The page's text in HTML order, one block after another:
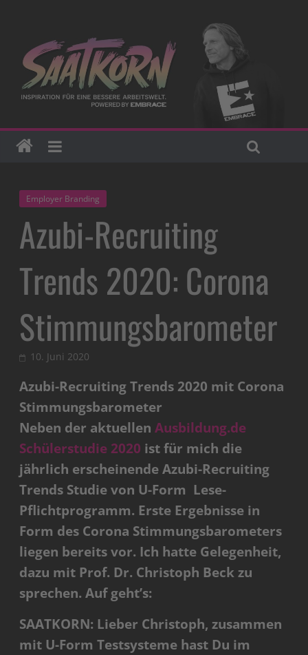
Employer Branding
Azubi-Recruiting
Trends 2020: Corona
Stimmungsbarometer
10. Juni 2020
Azubi-Recruiting Trends 2020 mit Corona
Stimmungsbarometer
Neben der aktuellenAusbildung.de
Schülerstudie 2020 ist für mich die
jährlich erscheinende Azubi-Recruiting
Trends Studie von U-Form Lese-
Pflichtprogramm. Erste Ergebnisse in
Form des Corona Stimmungsbarometers
liegen bereits vor. Ich hatte Gelegenheit,
dazu mit Prof. Dr. Christoph Beck zu
sprechen. Auf geht’s:
SAATKORN: Lieber Christoph, zusammen
mit U-Form Testsysteme hast Du im